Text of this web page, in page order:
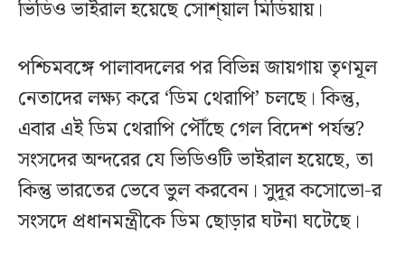
ভিডিও ভাইরাল হয়েছে সোশ্য়াল মিডিয়ায়।
পশ্চিমবঙ্গে পালাবদলের পর বিভিন্ন জায়গায় তৃণমূল
নেতাদের লক্ষ্য করে ‘ডিম থেরাপি’ চলছে। কিন্তু,
এবার এই ডিম থেরাপি পৌঁছে গেল বিদেশ পর্যন্ত?
সংসদের অন্দরের যে ভিডিওটি ভাইরাল হয়েছে, তা
কিন্তু ভারতের ভেবে ভুল করবেন। সুদূর কসোভো-র
সংসদে প্রধানমন্ত্রীকে ডিম ছোড়ার ঘটনা ঘটেছে।